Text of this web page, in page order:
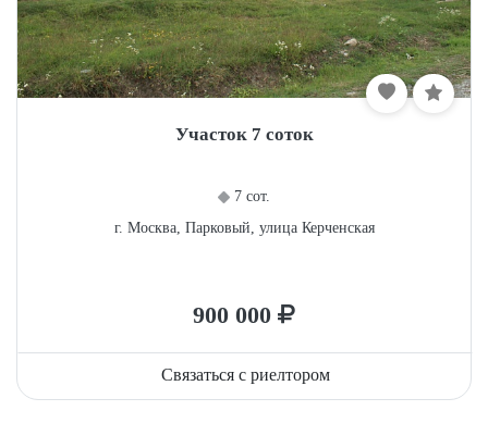
Участок 7 соток
7 сот.
г. Москва, Парковый, улица Керченская
900 000
Связаться с риелтором